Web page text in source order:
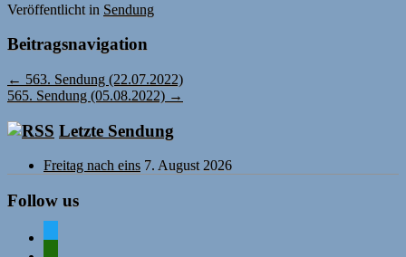
Veröffentlicht in Sendung
Beitragsnavigation
← 563. Sendung (22.07.2022)
565. Sendung (05.08.2022) →
Letzte Sendung
Freitag nach eins 7. August 2026
Follow us